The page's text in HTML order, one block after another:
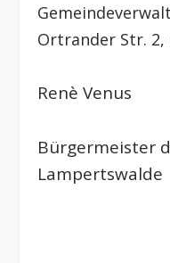
Ortrander Str. 2,
Renè Venus
Bürgermeister
Lampertswalde